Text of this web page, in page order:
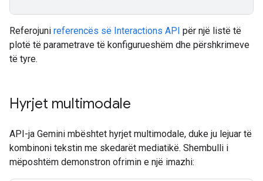
Referojuni referencës së Interactions API për një listë të
plotë të parametrave të konfigurueshëm dhe përshkrimeve
të tyre.
Hyrjet multimodale
API-ja Gemini mbështet hyrjet multimodale, duke ju lejuar të
kombinoni tekstin me skedarët mediatikë. Shembulli i
mëposhtëm demonstron ofrimin e një imazhi: